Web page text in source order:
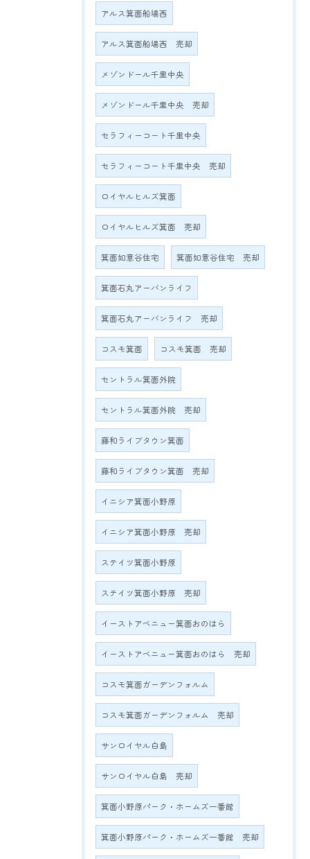
アルス箕面船場西
アルス箕面船場西 売却
メゾンドール千里中央
メゾンドール千里中央 売却
セラフィーコート千里中央
セラフィーコート千里中央 売却
ロイヤルヒルズ箕面
ロイヤルヒルズ箕面 売却
箕面如意谷住宅 箕面如意谷住宅 売却
箕面石丸アーバンライフ
箕面石丸アーバンライフ 売却
コスモ箕面 コスモ箕面 売却
セントラル箕面外院
セントラル箕面外院 売却
藤和ライブタウン箕面
藤和ライブタウン箕面 売却
イニシア箕面小野原
イニシア箕面小野原 売却
ステイツ箕面小野原
ステイツ箕面小野原 売却
イーストアベニュー箕面おのはら
イーストアベニュー箕面おのはら 売却
コスモ箕面ガーデンフォルム
コスモ箕面ガーデンフォルム 売却
サンロイヤル白島
サンロイヤル白島 売却
箕面小野原パーク・ホームズ一番館
箕面小野原パーク・ホームズ一番館 売却